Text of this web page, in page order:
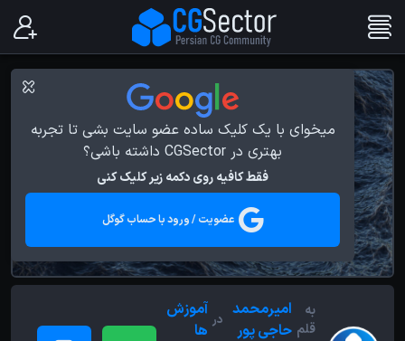
میخوای با یک کلیک ساده عضو سایت بشی تا تجربه
بهتری در CGSector داشته باشی؟
فقط کافیه روی دکمه زیر کلیک کنی
عضویت / ورود با حساب گوگل
به
قلم
امیرمحمد
حاجی پور
در آموزش
ها